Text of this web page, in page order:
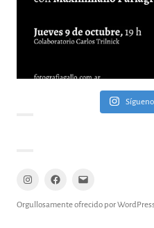
InstagramFacebook
Mail
Orgullosamente ofrecido por